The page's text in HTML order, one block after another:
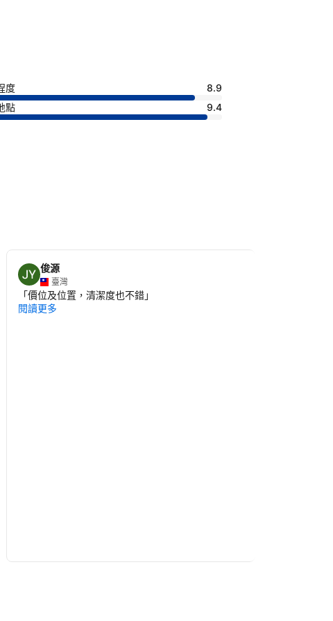
度
8.9
點
9.4
俊源
臺灣
「價位及位置，清潔度也不錯」
閱讀更多